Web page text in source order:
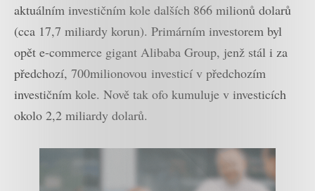
aktuálním investičním kole dalších 866 milionů dolarů
(cca 17,7 miliardy korun). Primárním investorem byl
opět e-commerce gigant Alibaba Group, jenž stál i za
předchozí, 700milionovou investicí v předchozím
investičním kole. Nově tak ofo kumuluje v investicích
okolo 2,2 miliardy dolarů.